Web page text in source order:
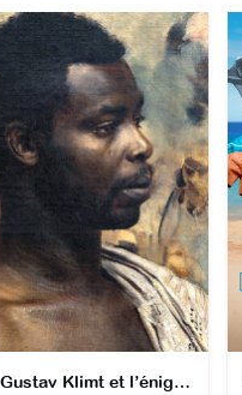
Gustav Klimt et l’énigme du prince ghanéen